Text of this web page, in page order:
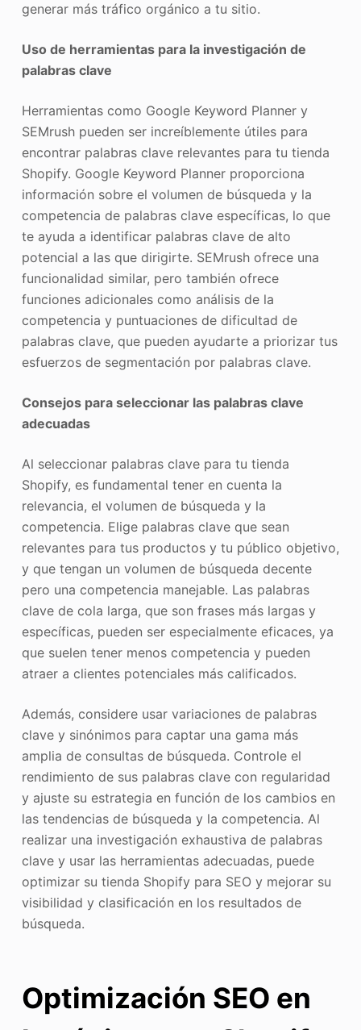
generar más tráfico orgánico a tu sitio.
Uso de herramientas para la investigación de
palabras clave
Herramientas como Google Keyword Planner y
SEMrush pueden ser increíblemente útiles para
encontrar palabras clave relevantes para tu tienda
Shopify. Google Keyword Planner proporciona
información sobre el volumen de búsqueda y la
competencia de palabras clave específicas, lo que
te ayuda a identificar palabras clave de alto
potencial a las que dirigirte. SEMrush ofrece una
funcionalidad similar, pero también ofrece
funciones adicionales como análisis de la
competencia y puntuaciones de dificultad de
palabras clave, que pueden ayudarte a priorizar tus
esfuerzos de segmentación por palabras clave.
Consejos para seleccionar las palabras clave
adecuadas
Al seleccionar palabras clave para tu tienda
Shopify, es fundamental tener en cuenta la
relevancia, el volumen de búsqueda y la
competencia. Elige palabras clave que sean
relevantes para tus productos y tu público objetivo,
y que tengan un volumen de búsqueda decente
pero una competencia manejable. Las palabras
clave de cola larga, que son frases más largas y
específicas, pueden ser especialmente eficaces, ya
que suelen tener menos competencia y pueden
atraer a clientes potenciales más calificados.
Además, considere usar variaciones de palabras
clave y sinónimos para captar una gama más
amplia de consultas de búsqueda. Controle el
rendimiento de sus palabras clave con regularidad
y ajuste su estrategia en función de los cambios en
las tendencias de búsqueda y la competencia. Al
realizar una investigación exhaustiva de palabras
clave y usar las herramientas adecuadas, puede
optimizar su tienda Shopify para SEO y mejorar su
visibilidad y clasificación en los resultados de
búsqueda.
Optimización SEO en